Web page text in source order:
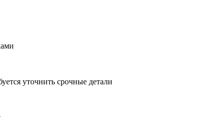
уточнить срочные детали